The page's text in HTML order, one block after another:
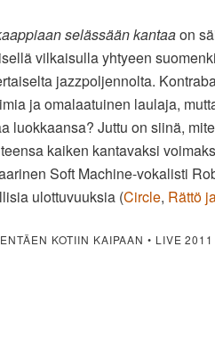
selässään kantaaon
vilkaisulla yhtyeen
jazzpoljennolta.
ja omalaatuinen laulaja,
luokkaansa? Juttu on siinä,
kaiken kantavaksi
Soft Machine-vokalisti
ulottuvuuksia (Circle, Rättö
KOTIIN KAIPAAN • LIVE 2011